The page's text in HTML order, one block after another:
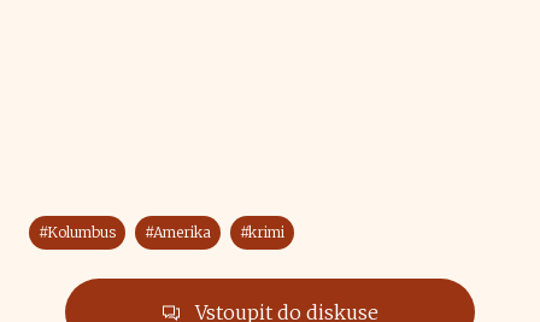
#Kolumbus #Amerika #krimi
Vstoupit do diskuse